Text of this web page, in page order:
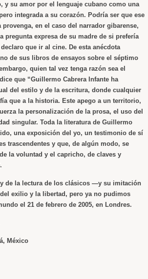
y su amor por el lenguaje cubano como una
integrada a su corazón. Podría ser que ese
en el caso del narrador gibarense,
pregunta expresa de su madre de si prefería
que ir al cine. De esta anécdota
de sus libros de ensayos sobre el séptimo
quien tal vez tenga razón sea el
que “Guillermo Cabrera Infante ha
del estilo y de la escritura, donde cualquier
que a la historia. Este apego a un territorio,
la personalización de la prosa, el uso del
singular. Toda la literatura de Guillermo
una exposición del yo, un testimonio de sí
trascendentes y que, de algún modo, se
la voluntad y el capricho, de claves y
de la lectura de los clásicos —y su imitación
exilio y la libertad, pero ya no pudimos
el 21 de febrero de 2005, en Londres.
México